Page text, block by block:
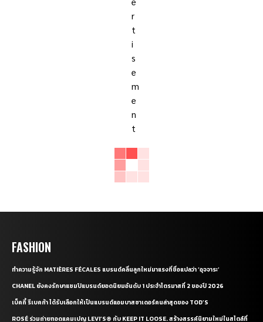
FASHION
ทำความรู้จัก MATIÈRES FÉCALES แบรนด์คลื่นลูกใหม่มาแรงที่ชื่อแปลว่า ‘อุจจาระ’
CHANEL ยังคงรักษาแชมป์แบรนด์ยอดนิยมอันดับ 1 ประจำไตรมาสที่ 2 ของปี 2026
เบ็คกี้ รีเบคก้า ได้รับเลือกให้เป็นแบรนด์แอมบาสซาเดอร์คนล่าสุดของ TOD’S
ROSÉ ร่วมถ่ายทอดแคมเปญ LEVI’S® กับ KEEP IT LOOSE. สร้างสรรค์นิยามใหม่ในสไตล์ที่